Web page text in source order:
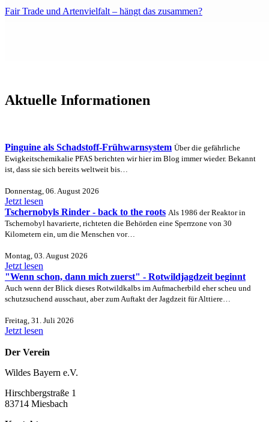
Fair Trade und Artenvielfalt – hängt das zusammen?
Aktuelle Informationen
Pinguine als Schadstoff-Frühwarnsystem Über die gefährliche
Ewigkeitschemikalie PFAS berichten wir hier im Blog immer wieder. Bekannt
ist, dass sie sich bereits weltweit bis…
Donnerstag, 06. August 2026
Jetzt lesen
Tschernobyls Rinder - back to the roots Als 1986 der Reaktor in
Tschernobyl havarierte, richteten die Behörden eine Sperrzone von 30
Kilometern ein, um die Menschen vor…
Montag, 03. August 2026
Jetzt lesen
"Wenn schon, dann mich zuerst" - Rotwildjagdzeit beginnt
Auch wenn der Blick dieses Rotwildkalbs im Aufmacherbild eher scheu und
schutzsuchend ausschaut, aber zum Auftakt der Jagdzeit für Alttiere…
Freitag, 31. Juli 2026
Jetzt lesen
Der Verein
Wildes Bayern e.V.
Hirschbergstraße 1
83714 Miesbach